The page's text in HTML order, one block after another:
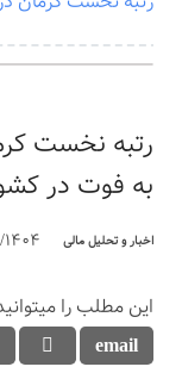
رتبه نخست
به فوت در
اخبار و تحلیل مالی 1404
این مطلب را